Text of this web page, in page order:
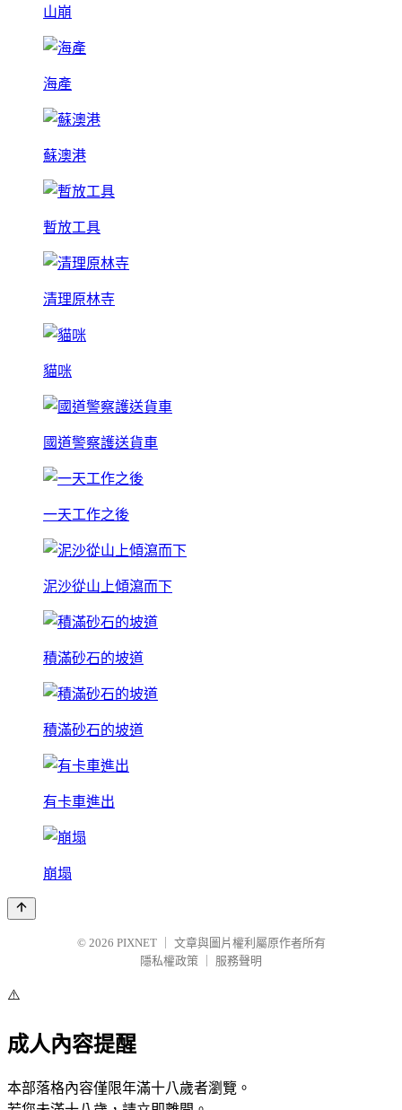
山崩
海產
蘇澳港
暫放工具
清理原林寺
貓咪
國道警察護送貨車
一天工作之後
泥沙從山上傾瀉而下
積滿砂石的坡道
積滿砂石的坡道
有卡車進出
崩塌
© 2026 PIXNET
文章與圖片權利屬原作者所有
隱私權政策
服務聲明
⚠️
成人內容提醒
本部落格內容僅限年滿十八歲者瀏覽。